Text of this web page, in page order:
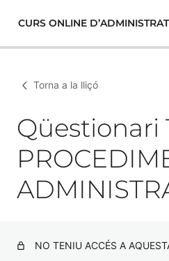
CURS ONLINE
Torna a la lliçó
Qüestionari
NO TENIU ACCÉS A